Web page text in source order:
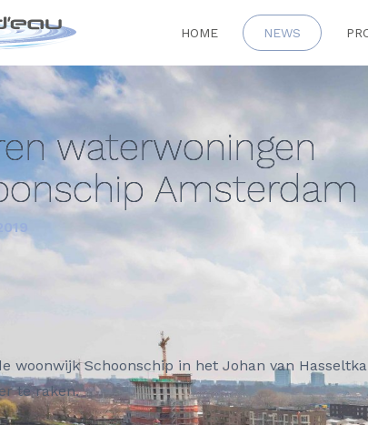
HOME NEWS
waterwoningen
Amsterdam
woonwijk Schoonschip in het Johan van
te raken.